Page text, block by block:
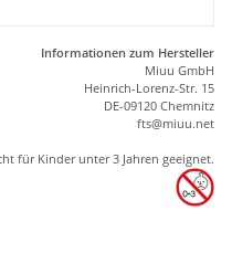
Informationen zum Hersteller
Miuu GmbH
Heinrich-Lorenz-Str. 15
DE-09120 Chemnitz
fts@miuu.net
für Kinder unter 3 Jahren geeignet.